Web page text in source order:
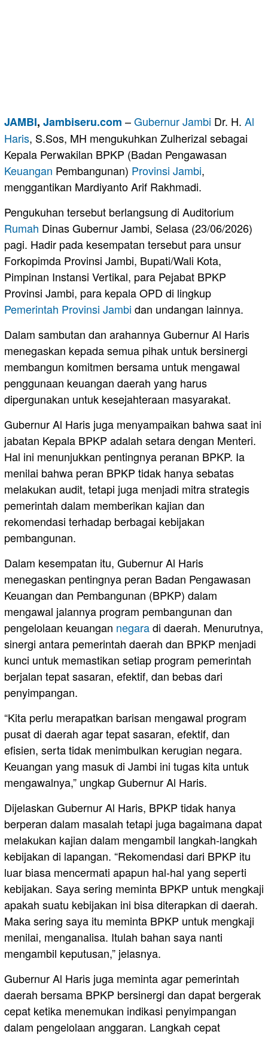
JAMBI, Jambiseru.com –Gubernur Jambi Dr. H. Al
Haris, S.Sos, MH mengukuhkan Zulherizal sebagai
Kepala Perwakilan BPKP (Badan Pengawasan
Keuangan Pembangunan) Provinsi Jambi,
menggantikan Mardiyanto Arif Rakhmadi.
Pengukuhan tersebut berlangsung di Auditorium
Rumah Dinas Gubernur Jambi, Selasa (23/06/2026)
pagi. Hadir pada kesempatan tersebut para unsur
Forkopimda Provinsi Jambi, Bupati/Wali Kota,
Pimpinan Instansi Vertikal, para Pejabat BPKP
Provinsi Jambi, para kepala OPD di lingkup
Pemerintah Provinsi Jambi dan undangan lainnya.
Dalam sambutan dan arahannya Gubernur Al Haris
menegaskan kepada semua pihak untuk bersinergi
membangun komitmen bersama untuk mengawal
penggunaan keuangan daerah yang harus
dipergunakan untuk kesejahteraan masyarakat.
Gubernur Al Haris juga menyampaikan bahwa saat ini
jabatan Kepala BPKP adalah setara dengan Menteri.
Hal ini menunjukkan pentingnya peranan BPKP. Ia
menilai bahwa peran BPKP tidak hanya sebatas
melakukan audit, tetapi juga menjadi mitra strategis
pemerintah dalam memberikan kajian dan
rekomendasi terhadap berbagai kebijakan
pembangunan.
Dalam kesempatan itu, Gubernur Al Haris
menegaskan pentingnya peran Badan Pengawasan
Keuangan dan Pembangunan (BPKP) dalam
mengawal jalannya program pembangunan dan
pengelolaan keuangan negaradi daerah. Menurutnya,
sinergi antara pemerintah daerah dan BPKP menjadi
kunci untuk memastikan setiap program pemerintah
berjalan tepat sasaran, efektif, dan bebas dari
penyimpangan.
“Kita perlu merapatkan barisan mengawal program
pusat di daerah agar tepat sasaran, efektif, dan
efisien, serta tidak menimbulkan kerugian negara.
Keuangan yang masuk di Jambi ini tugas kita untuk
mengawalnya,” ungkap Gubernur Al Haris.
Dijelaskan Gubernur Al Haris, BPKP tidak hanya
berperan dalam masalah tetapi juga bagaimana dapat
melakukan kajian dalam mengambil langkah-langkah
kebijakan di lapangan. “Rekomendasi dari BPKP itu
luar biasa mencermati apapun hal-hal yang seperti
kebijakan. Saya sering meminta BPKP untuk mengkaji
apakah suatu kebijakan ini bisa diterapkan di daerah.
Maka sering saya itu meminta BPKP untuk mengkaji
menilai, menganalisa. Itulah bahan saya nanti
mengambil keputusan,” jelasnya.
Gubernur Al Haris juga meminta agar pemerintah
daerah bersama BPKP bersinergi dan dapat bergerak
cepat ketika menemukan indikasi penyimpangan
dalam pengelolaan anggaran. Langkah cepat